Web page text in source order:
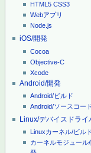
HTML5 CSS3
Webアプリ
Node.js
iOS/開発
Cocoa
Objective-C
Xcode
Android/開発
Android/ビルド
Android/ソースコー
Linux/デバイスドライ
Linuxカーネル/ビル
カーネルモジュール/